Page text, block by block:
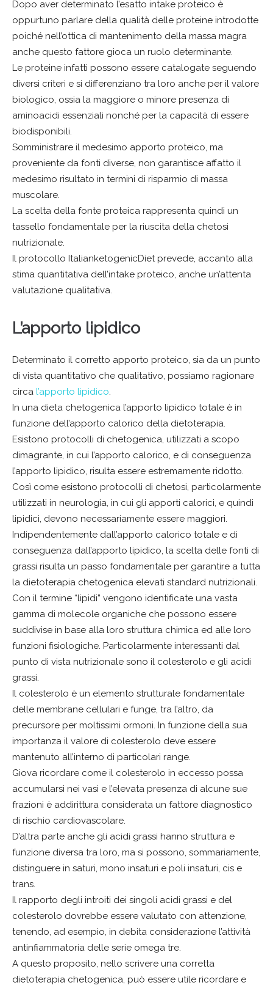
Dopo aver determinato l’esatto intake proteico è
oppurtuno parlare della qualità delle proteine introdotte
poiché nell’ottica di mantenimento della massa magra
anche questo fattore gioca un ruolo determinante.
Le proteine infatti possono essere catalogate seguendo
diversi criteri e si differenziano tra loro anche per il valore
biologico, ossia la maggiore o minore presenza di
aminoacidi essenziali nonché per la capacità di essere
biodisponibili.
Somministrare il medesimo apporto proteico, ma
proveniente da fonti diverse, non garantisce affatto il
medesimo risultato in termini di risparmio di massa
muscolare.
La scelta della fonte proteica rappresenta quindi un
tassello fondamentale per la riuscita della chetosi
nutrizionale.
Il protocollo ItalianketogenicDiet prevede, accanto alla
stima quantitativa dell’intake proteico, anche un’attenta
valutazione qualitativa.
L’apporto lipidico
Determinato il corretto apporto proteico, sia da un punto
di vista quantitativo che qualitativo, possiamo ragionare
circa l’apporto lipidico.
In una dieta chetogenica l’apporto lipidico totale è in
funzione dell’apporto calorico della dietoterapia.
Esistono protocolli di chetogenica, utilizzati a scopo
dimagrante, in cui l’apporto calorico, e di conseguenza
l’apporto lipidico, risulta essere estremamente ridotto.
Così come esistono protocolli di chetosi, particolarmente
utilizzati in neurologia, in cui gli apporti calorici, e quindi
lipidici, devono necessariamente essere maggiori.
Indipendentemente dall’apporto calorico totale e di
conseguenza dall’apporto lipidico, la scelta delle fonti di
grassi risulta un passo fondamentale per garantire a tutta
la dietoterapia chetogenica elevati standard nutrizionali.
Con il termine “lipidi” vengono identificate una vasta
gamma di molecole organiche che possono essere
suddivise in base alla loro struttura chimica ed alle loro
funzioni fisiologiche. Particolarmente interessanti dal
punto di vista nutrizionale sono il colesterolo e gli acidi
grassi.
Il colesterolo è un elemento strutturale fondamentale
delle membrane cellulari e funge, tra l’altro, da
precursore per moltissimi ormoni. In funzione della sua
importanza il valore di colesterolo deve essere
mantenuto all’interno di particolari range.
Giova ricordare come il colesterolo in eccesso possa
accumularsi nei vasi e l’elevata presenza di alcune sue
frazioni è addirittura considerata un fattore diagnostico
di rischio cardiovascolare.
D’altra parte anche gli acidi grassi hanno struttura e
funzione diversa tra loro, ma si possono, sommariamente,
distinguere in saturi, mono insaturi e poli insaturi, cis e
trans.
Il rapporto degli introiti dei singoli acidi grassi e del
colesterolo dovrebbe essere valutato con attenzione,
tenendo, ad esempio, in debita considerazione l’attività
antinfiammatoria delle serie omega tre.
A questo proposito, nello scrivere una corretta
dietoterapia chetogenica, può essere utile ricordare e